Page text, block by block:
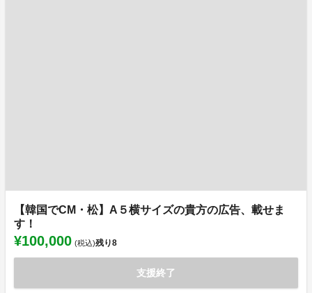
【韓国でCM・松】A５横サイズの貴方の広告、載せま
す！
¥100,000 (税込)残り8
支援終了